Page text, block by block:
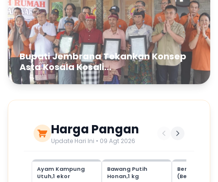
Bupati Jembrana Tekankan Konsep
Asta Kosala Kosali...
Harga Pangan
Update Hari Ini • 09 Agt 2026
Ayam Kampung
Utuh,1 ekor
Bawang Putih
Honan,1 kg
Beras
(Beras SPHP)